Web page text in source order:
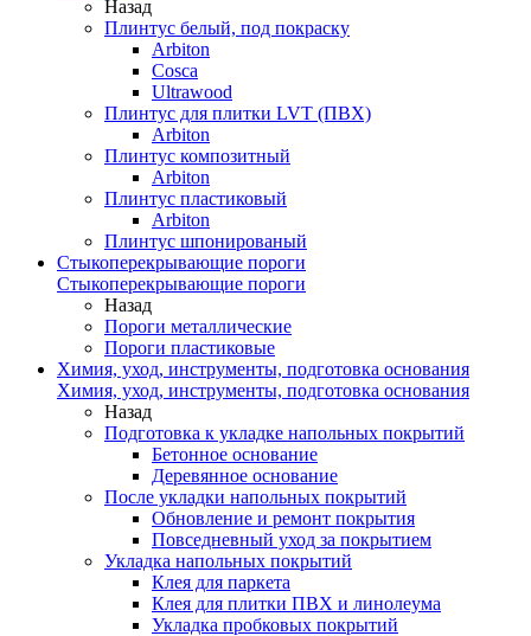
Назад
Плинтус белый, под покраску
Arbiton
Cosca
Ultrawood
Плинтус для плитки LVT (ПВХ)
Arbiton
Плинтус композитный
Arbiton
Плинтус пластиковый
Arbiton
Плинтус шпонированый
Стыкоперекрывающие пороги
Стыкоперекрывающие пороги
Назад
Пороги металлические
Пороги пластиковые
Химия, уход, инструменты, подготовка основания
Химия, уход, инструменты, подготовка основания
Назад
Подготовка к укладке напольных покрытий
Бетонное основание
Деревянное основание
После укладки напольных покрытий
Обновление и ремонт покрытия
Повседневный уход за покрытием
Укладка напольных покрытий
Клея для паркета
Клея для плитки ПВХ и линолеума
Укладка пробковых покрытий